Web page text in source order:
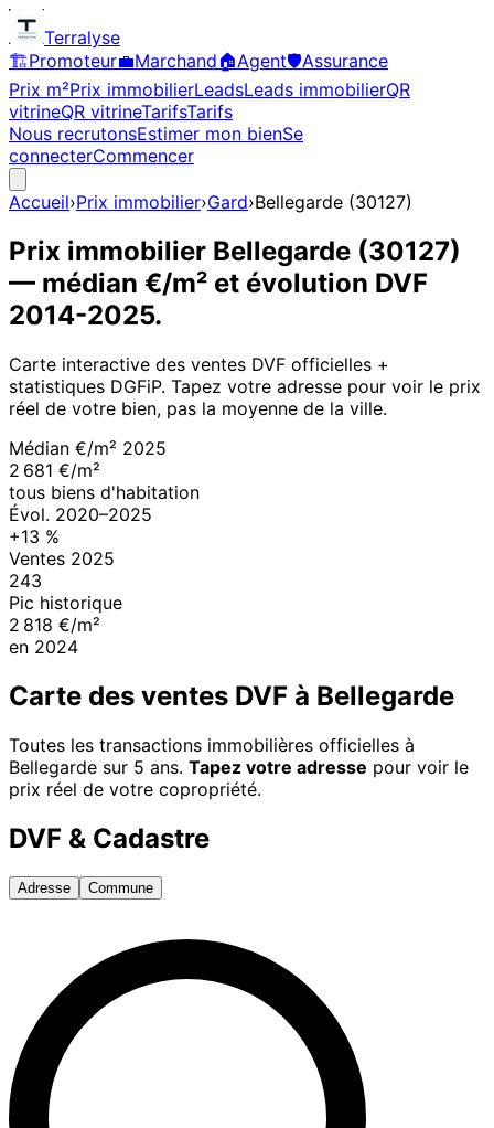
Terralyse
🏗️Promoteur💼Marchand🏠Agent🛡️Assurance
Prix m²Prix immobilierLeadsLeads immobilierQR
vitrineQR vitrineTarifsTarifs
Nous recrutonsEstimer mon bienSe
connecterCommencer
Accueil›Prix immobilier›Gard›Bellegarde (30127)
Prix immobilier Bellegarde (30127)
— médian €/m² et évolution DVF
2014-2025.
Carte interactive des ventes DVF officielles +
statistiques DGFiP. Tapez votre adresse pour voir le prix
réel de votre bien, pas la moyenne de la ville.
Médian €/m² 2025
2 681 €/m²
tous biens d'habitation
Évol. 2020–2025
+13 %
Ventes 2025
243
Pic historique
2 818 €/m²
en 2024
Carte des ventes DVF à Bellegarde
Toutes les transactions immobilières officielles à
Bellegarde sur 5 ans. Tapez votre adresse pour voir le
prix réel de votre copropriété.
DVF & Cadastre
Adresse Commune